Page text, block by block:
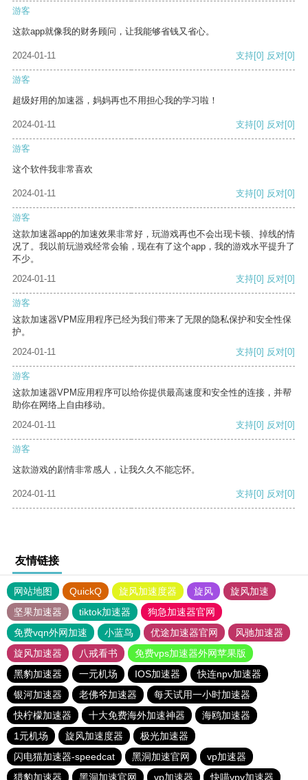
游客
这款app就像我的财务顾问，让我能够省钱又省心。
2024-01-11 支持[0] 反对[0]
游客
超级好用的加速器，妈妈再也不用担心我的学习啦！
2024-01-11 支持[0] 反对[0]
游客
这个软件我非常喜欢
2024-01-11 支持[0] 反对[0]
游客
这款加速器app的加速效果非常好，玩游戏再也不会出现卡顿、掉线的情
况了。我以前玩游戏经常会输，现在有了这个app，我的游戏水平提升了
不少。
2024-01-11
支持[0] 反对[0]
游客
这款加速器VPM应用程序已经为我们带来了无限的隐私保护和安全性保
护。
2024-01-11
支持[0] 反对[0]
游客
这款加速器VPM应用程序可以给你提供最高速度和安全性的连接，并帮
助你在网络上自由移动。
2024-01-11
支持[0] 反对[0]
游客
这款游戏的剧情非常感人，让我久久不能忘怀。
2024-01-11 支持[0] 反对[0]
友情链接
网站地图 QuickQ 旋风加速度器 旋风
旋风加速
坚果加速器
tiktok加速器
狗急加速器官网
免费vqn外网加速
小蓝鸟 优途加速器官网
风驰加速器
旋风加速器
八戒看书
免费vps加速器外网苹果版
黑豹加速器
一元机场 IOS加速器
快连npv加速器
银河加速器
老佛爷加速器
每天试用一小时加速器
快柠檬加速器
十大免费海外加速神器
海鸥加速器
1元机场
旋风加速度器
极光加速器
闪电猫加速器-speedcat
黑洞加速官网
vp加速器
猎豹加速器
黑洞加速官网 vp加速器 快喵vpv加速器